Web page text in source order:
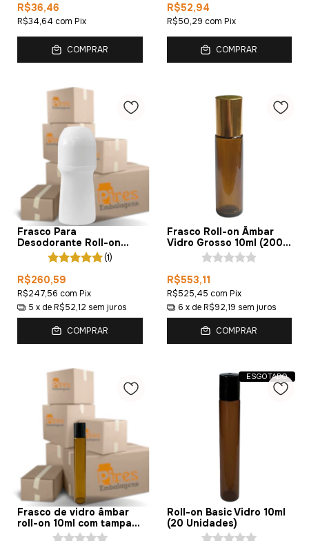
R$36,46
R$34,64 com Pix
COMPRAR
R$52,94
R$50,29 com Pix
COMPRAR
Frasco Para
Desodorante Roll-on
Vazio 70ml (100 Peças)
(1)
R$260,59
R$247,56 com Pix
5 x deR$52,12 sem juros
COMPRAR
Frasco Roll-on Âmbar
Vidro Grosso 10ml (200
R$553,11
R$525,45 com Pix
6 x deR$92,19 sem juros
COMPRAR
Frasco de vidro âmbar
roll-on 10ml com tampa
(200 unidades)
ESGOTADO
Roll-on Basic Vidro 10ml
(20 Unidades)